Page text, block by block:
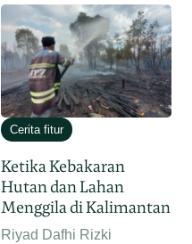
Cerita fitur
Ketika Kebakaran
Hutan dan Lahan
Menggila di Kalimantan
Riyad Dafhi Rizki